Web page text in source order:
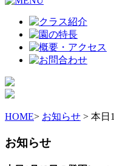
HOME> お知らせ > 本日
お知らせ